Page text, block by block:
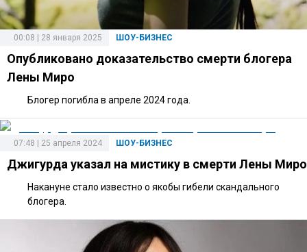
ШОУ-БИЗНЕС
00:08 | 28 января 2025
Опубликовано доказательство смерти блогера
Лены Миро
Блогер погибла в апреле 2024 года.
ШОУ-БИЗНЕС
07:48 | 25 апреля 2024
Джигурда указал на мистику в смерти Лены Миро
Накануне стало известно о якобы гибели скандального
блогера.